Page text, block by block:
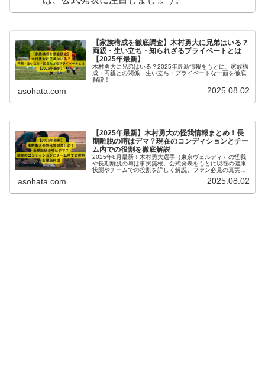
【家族構成を徹底調査】木村勇大に兄弟はいる？
両親・生い立ち・知られざるプライベートとは
【2025年最新】
木村勇大に兄弟はいる？2025年最新情報をもとに、家族構
成・両親との関係・生い立ち・プライベートな一面を徹底
解説！
asohata.com 2025.08.02
【2025年最新】木村勇大の怪我情報まとめ！長
期離脱の噂はデマ？現在のコンディションとチー
ム内での役割を徹底解説
2025年8月最新！木村勇大選手（東京ヴェルディ）の怪我
や長期離脱の噂は事実無根。公式発表をもとに現在の健康
状態やチームでの役割を詳しく解説。ファン必見の真実を
asohata.com 2025.08.02